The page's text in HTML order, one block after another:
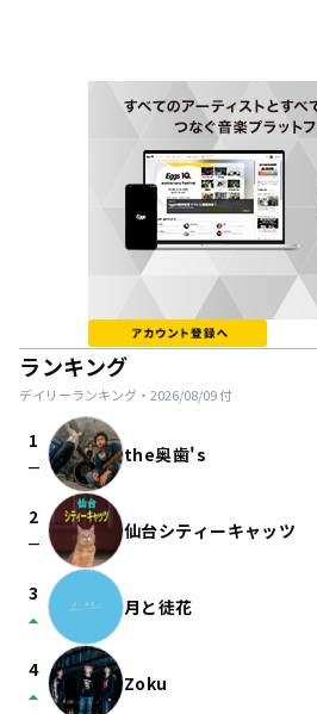
ランキング
デイリーランキング・ 2026/08/09付
1
check_indeterminate_small the奥歯's
2
check_indeterminate_small 仙台シティーキャッツ
3
arrow_drop_up 月と徒花
4
arrow_drop_up Zoku